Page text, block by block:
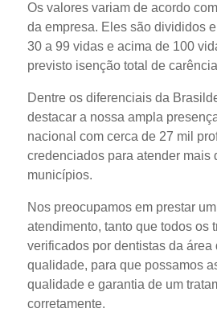
Os valores variam de acordo
da empresa. Eles são divididos
30 a 99 vidas e acima de 100
previsto isenção total de
Dentre os diferenciais da
destacar a nossa ampla
nacional com cerca de 27 mil
credenciados para atender mais
municípios.
Nos preocupamos em prestar
atendimento, tanto que todos os
verificados por dentistas da área
qualidade, para que possamos
qualidade e garantia de um
corretamente.